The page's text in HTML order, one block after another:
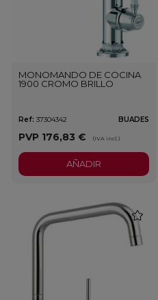
MONOMANDO DE COCINA
1900 CROMO BRILLO
Ref: 37304342 BUADES
PVP 176,83 € (IVA incl.)
AÑADIR